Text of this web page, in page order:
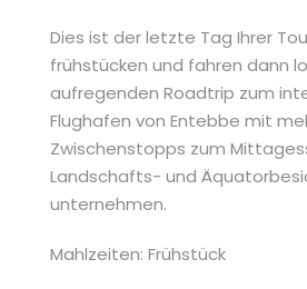
Dies ist der letzte Tag Ihrer
frühstücken und fahren dann
aufregenden Roadtrip zum
Flughafen von Entebbe mit
Zwischenstopps zum
Landschafts- und
unternehmen.
Mahlzeiten: Frühstück